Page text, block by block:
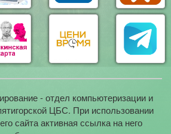
- отдел компьютеризации и
ЦБС. При использовании
сайта активная ссылка на него